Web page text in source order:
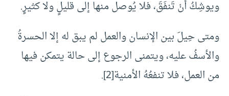
ويوشِكُ أنْ تَنفَقَ، فلا يُوصل منها إلى قليلٍ ولا كثيرٍ.
ومتى حِيلَ بين الإنسان والعمل لم يبق له إلا الحسرةُ
والأسفُ عليه، ويتمنى الرجوع إلى حالة يتمكن فيها
من العمل، فلا تنفعُهُ الأمنية[2].